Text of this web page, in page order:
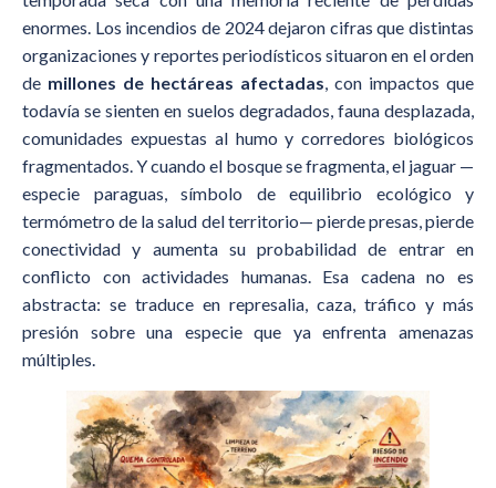
enormes. Los incendios de 2024 dejaron cifras que distintas
organizaciones y reportes periodísticos situaron en el orden
de millones de hectáreas afectadas, con impactos que
todavía se sienten en suelos degradados, fauna desplazada,
comunidades expuestas al humo y corredores biológicos
fragmentados. Y cuando el bosque se fragmenta, el jaguar —
especie paraguas, símbolo de equilibrio ecológico y
termómetro de la salud del territorio— pierde presas, pierde
conectividad y aumenta su probabilidad de entrar en
conflicto con actividades humanas. Esa cadena no es
abstracta: se traduce en represalia, caza, tráfico y más
presión sobre una especie que ya enfrenta amenazas
múltiples.